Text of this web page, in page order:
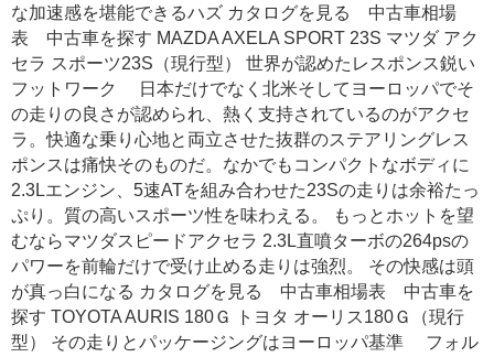
な加速感を堪能できるハズ カタログを見る 中古車相場
表 中古車を探す MAZDA AXELA SPORT 23S マツダ アク
セラ スポーツ23S（現行型） 世界が認めたレスポンス鋭い
フットワーク 日本だけでなく北米そしてヨーロッパでそ
の走りの良さが認められ、熱く支持されているのがアクセ
ラ。快適な乗り心地と両立させた抜群のステアリングレス
ポンスは痛快そのものだ。なかでもコンパクトなボディに
2.3Lエンジン、5速ATを組み合わせた23Sの走りは余裕たっ
ぷり。質の高いスポーツ性を味わえる。 もっとホットを望
むならマツダスピードアクセラ 2.3L直噴ターボの264psの
パワーを前輪だけで受け止める走りは強烈。 その快感は頭
が真っ白になる カタログを見る 中古車相場表 中古車を
探す TOYOTA AURIS 180Ｇ トヨタ オーリス180Ｇ（現行
型） その走りとパッケージングはヨーロッパ基準 フォル